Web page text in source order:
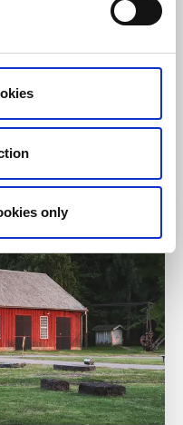
only